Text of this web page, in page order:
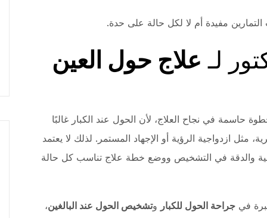
التمارين مفيدة أم لا لكل حالة على حدة.
لـ علاج حول العين
حاسمة في نجاح العلاج، لأن الحول عند الكبار غالبًا
مثل ازدواجية الرؤية أو الإجهاد المستمر. لذلك لا يعتمد
والدقة في التشخيص ووضع خطة علاج تناسب كل حالة
في جراحة الحول للكبار وتشخيص الحول عند البالغين،